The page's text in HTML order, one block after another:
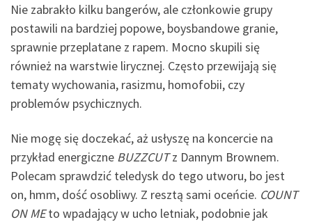
Nie zabrakło kilku bangerów, ale członkowie grupy
postawili na bardziej popowe, boysbandowe granie,
sprawnie przeplatane z rapem. Mocno skupili się
również na warstwie lirycznej. Często przewijają się
tematy wychowania, rasizmu, homofobii, czy
problemów psychicznych.
Nie mogę się doczekać, aż usłyszę na koncercie na
przykład energiczne BUZZCUTz Dannym Brownem.
Polecam sprawdzić teledysk do tego utworu, bo jest
on, hmm, dość osobliwy. Z resztą sami oceńcie. COUNT
ON MEto wpadający w ucho letniak, podobnie jak